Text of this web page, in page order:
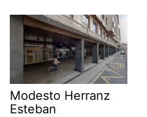
Modesto Herranz
Esteban